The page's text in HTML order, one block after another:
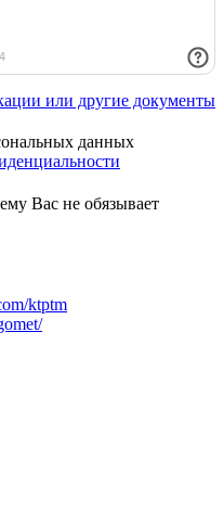
или другие документы
данных
Вас не обязывает
ktptm